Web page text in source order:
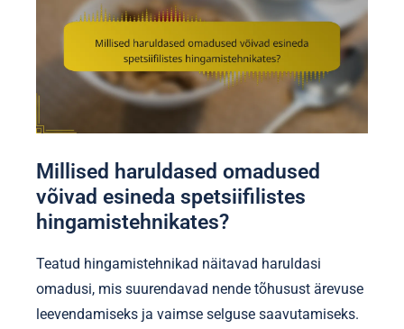
Millised haruldased omadused
võivad esineda spetsiifilistes
hingamistehnikates?
Teatud hingamistehnikad näitavad haruldasi
omadusi, mis suurendavad nende tõhusust ärevuse
leevendamiseks ja vaimse selguse saavutamiseks.